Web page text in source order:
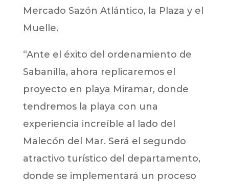
Mercado Sazón Atlántico, la Plaza y el
Muelle.
“Ante el éxito del ordenamiento de
Sabanilla, ahora replicaremos el
proyecto en playa Miramar, donde
tendremos la playa con una
experiencia increíble al lado del
Malecón del Mar. Será el segundo
atractivo turístico del departamento,
donde se implementará un proceso